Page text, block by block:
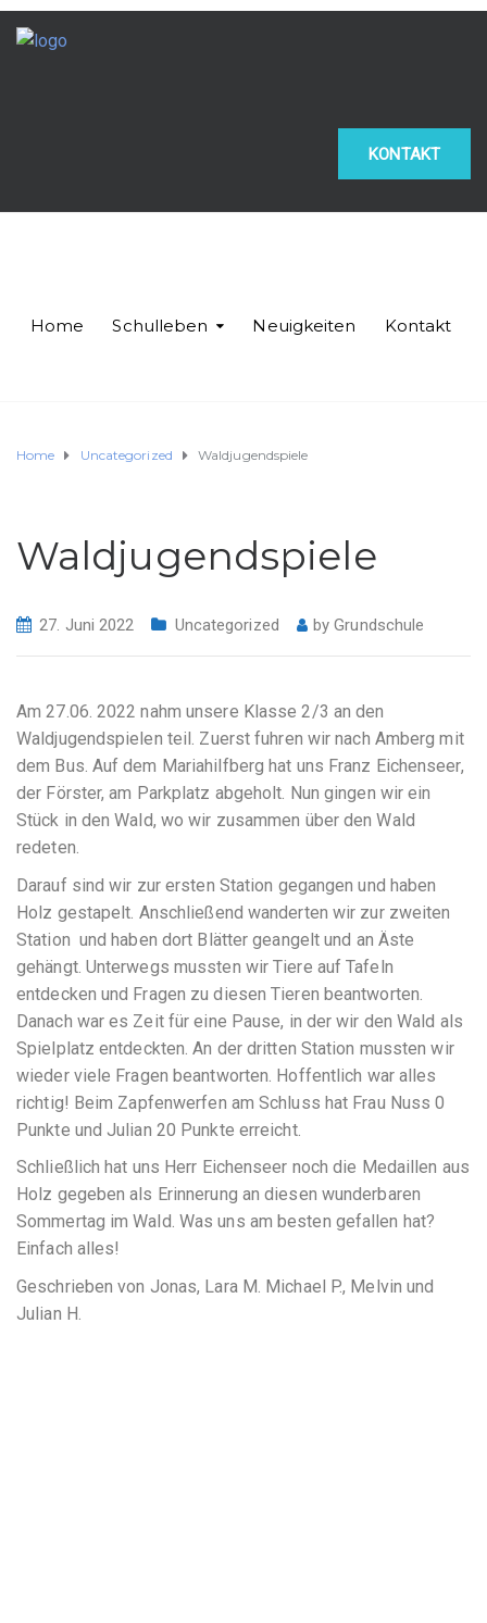
KONTAKT
Home Schulleben Neuigkeiten Kontakt
Home Uncategorized Waldjugendspiele
Waldjugendspiele
27. Juni 2022 Uncategorized byGrundschule
Am 27.06. 2022 nahm unsere Klasse 2/3 an den
Waldjugendspielen teil. Zuerst fuhren wir nach Amberg mit
dem Bus. Auf dem Mariahilfberg hat uns Franz Eichenseer,
der Förster, am Parkplatz abgeholt. Nun gingen wir ein
Stück in den Wald, wo wir zusammen über den Wald
redeten.
Darauf sind wir zur ersten Station gegangen und haben
Holz gestapelt. Anschließend wanderten wir zur zweiten
Station und haben dort Blätter geangelt und an Äste
gehängt. Unterwegs mussten wir Tiere auf Tafeln
entdecken und Fragen zu diesen Tieren beantworten.
Danach war es Zeit für eine Pause, in der wir den Wald als
Spielplatz entdeckten. An der dritten Station mussten wir
wieder viele Fragen beantworten. Hoffentlich war alles
richtig! Beim Zapfenwerfen am Schluss hat Frau Nuss 0
Punkte und Julian 20 Punkte erreicht.
Schließlich hat uns Herr Eichenseer noch die Medaillen aus
Holz gegeben als Erinnerung an diesen wunderbaren
Sommertag im Wald. Was uns am besten gefallen hat?
Einfach alles!
Geschrieben von Jonas, Lara M. Michael P., Melvin und
Julian H.